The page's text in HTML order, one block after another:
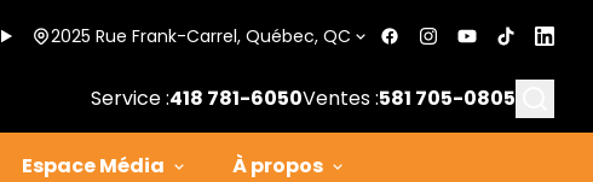
2025 Rue Frank-Carrel, Québec, QC
Service :418 781-6050Ventes :581 705-0805
Espace Média À propos